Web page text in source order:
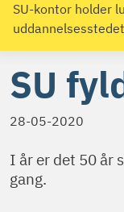
SU-kontor holder
SU
28-05-2020
I år er det 50 år
gang.